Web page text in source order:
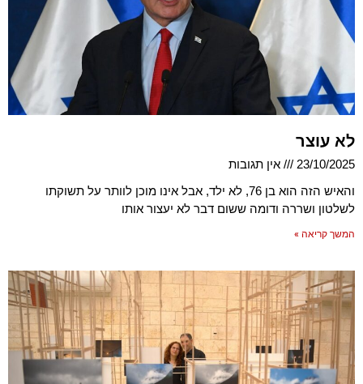
לא עוצר
23/10/2025
אין תגובות
והאיש הזה הוא בן 76, לא ילד, אבל אינו מוכן לוותר על תשוקתו
לשלטון ושררה ודומה ששום דבר לא יעצור אותו
המשך קריאה »